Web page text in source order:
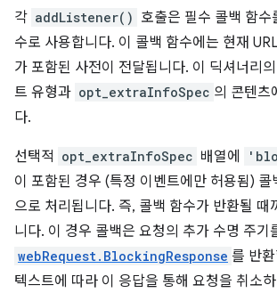
각 addListener() 호출은 필수 콜백 함수
수로 사용합니다. 이 콜백 함수에는 현재
가 포함된 사전이 전달됩니다. 이 딕셔너리
트 유형과 opt_extraInfoSpec 의 콘텐츠
다.
선택적 opt_extraInfoSpec 배열에
이 포함된 경우 (특정 이벤트에만 허용됨) 콜
으로 처리됩니다. 즉, 콜백 함수가 반환될 때
니다. 이 경우 콜백은 요청의 추가 수명 주기
webRequest.BlockingResponse 를 반
텍스트에 따라 이 응답을 통해 요청을 취소